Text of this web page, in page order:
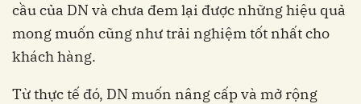
cầu của DN và chưa đem lại được những hiệu quả
mong muốn cũng như trải nghiệm tốt nhất cho
khách hàng.
Từ thực tế đó, DN muốn nâng cấp và mở rộng